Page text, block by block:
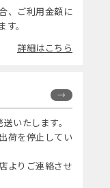
、ご利用金額に
。
詳細はこちら
いたします。
荷を停止してい
よりご連絡させ